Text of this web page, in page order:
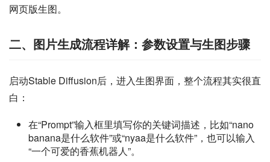
网页版生图。
二、图片生成流程详解：参数设置与生图步骤
启动Stable Diffusion后，进入生图界面，整个流程其实很直
白：
在“Prompt”输入框里填写你的关键词描述，比如“nano
banana是什么软件”或“nyaa是什么软件”，也可以输入
“一个可爱的香蕉机器人”。